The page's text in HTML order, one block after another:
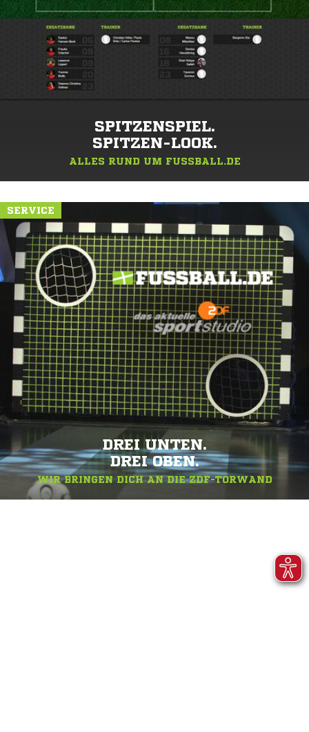
SPITZENSPIEL.
SPITZEN-LOOK.
ALLES RUND UM FUSSBALL.DE
SERVICE
DREI UNTEN.
DREI OBEN.
WIR BRINGEN DICH AN DIE ZDF-TORWAND